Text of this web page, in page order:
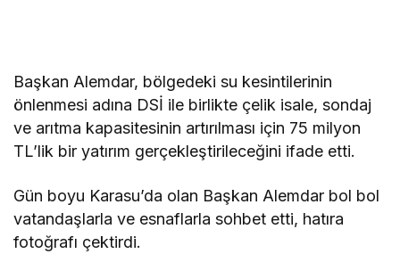
Başkan Alemdar, bölgedeki su kesintilerinin
önlenmesi adına DSİ ile birlikte çelik isale, sondaj
ve arıtma kapasitesinin artırılması için 75 milyon
TL’lik bir yatırım gerçekleştirileceğini ifade etti.
Gün boyu Karasu’da olan Başkan Alemdar bol bol
vatandaşlarla ve esnaflarla sohbet etti, hatıra
fotoğrafı çektirdi.